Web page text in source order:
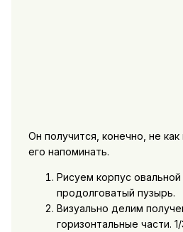
Он получится, конечно, не
его напоминать.
Рисуем корпус
продолговатый пузырь.
Визуально делим
горизонтальные части.